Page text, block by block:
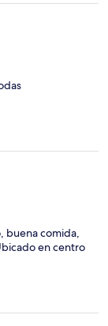
Casares,
nosotros la
con más de
orgullo el
es
de Mérida,
especial. Sin
Gracias por
buena comida,
en centro